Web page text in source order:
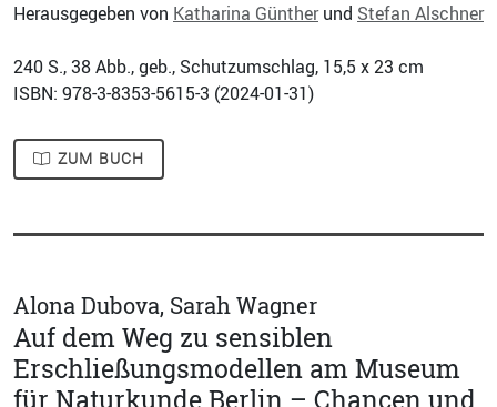
Herausgegeben von Katharina Güntherund Stefan Alschner
240 S., 38 Abb., geb., Schutzumschlag, 15,5 x 23 cm
ISBN: 978-3-8353-5615-3 (2024-01-31)
ZUM BUCH
Alona Dubova, Sarah Wagner
Auf dem Weg zu sensiblen
Erschließungsmodellen am Museum